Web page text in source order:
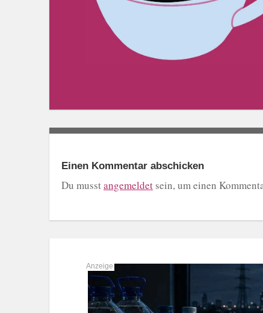
Einen Kommentar abschicken
Du musstangemeldet sein, um einen